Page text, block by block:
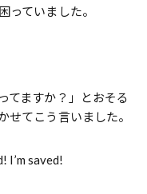
っていました。
てますか？」とおそる
せてこう言いました。
I’m saved!